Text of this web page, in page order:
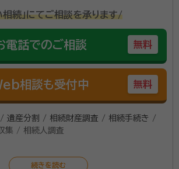
相続」にてご相談を承ります/
電話でのご相談 無料
相談も受付中 無料
遺産分割 / 相続財産調査 / 相続手続き /
集 / 相続人調査